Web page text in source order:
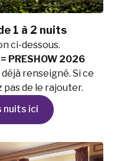
1 à 2 nuits
ci-dessous.
PRESHOW 2026
renseigné. Si ce
pas de le rajouter.
nuits ici